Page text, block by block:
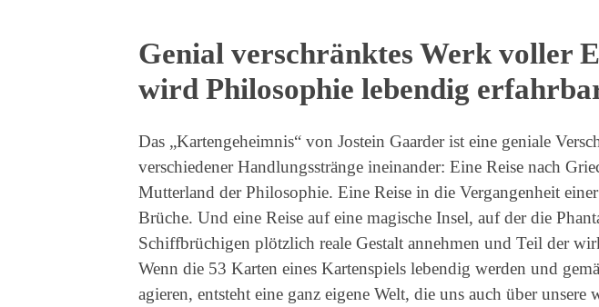
Genial verschränktes Werk voller
wird Philosophie lebendig
Das „Kartengeheimnis“ von Jostein Gaarder ist eine geniale
verschiedener Handlungsstränge ineinander: Eine Reise nach
Mutterland der Philosophie. Eine Reise in die Vergangenheit
Brüche. Und eine Reise auf eine magische Insel, auf der die
Schiffbrüchigen plötzlich reale Gestalt annehmen und Teil der
Wenn die 53 Karten eines Kartenspiels lebendig werden und
agieren, entsteht eine ganz eigene Welt, die uns auch über unsere